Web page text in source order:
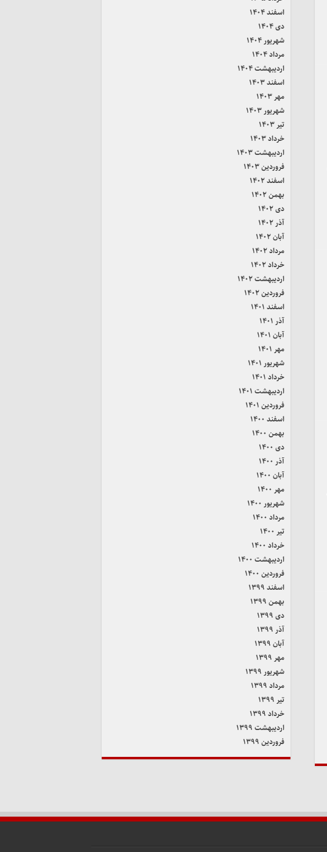
اسفند ۱۴۰۴
دی ۱۴۰۴
شهریور ۱۴۰۴
مرداد ۱۴۰۴
اردیبهشت ۱۴۰۴
اسفند ۱۴۰۳
مهر ۱۴۰۳
شهریور ۱۴۰۳
تیر ۱۴۰۳
خرداد ۱۴۰۳
اردیبهشت ۱۴۰۳
فروردین ۱۴۰۳
اسفند ۱۴۰۲
بهمن ۱۴۰۲
دی ۱۴۰۲
آذر ۱۴۰۲
آبان ۱۴۰۲
مرداد ۱۴۰۲
خرداد ۱۴۰۲
اردیبهشت ۱۴۰۲
فروردین ۱۴۰۲
اسفند ۱۴۰۱
آذر ۱۴۰۱
آبان ۱۴۰۱
مهر ۱۴۰۱
شهریور ۱۴۰۱
خرداد ۱۴۰۱
اردیبهشت ۱۴۰۱
فروردین ۱۴۰۱
اسفند ۱۴۰۰
بهمن ۱۴۰۰
دی ۱۴۰۰
آذر ۱۴۰۰
آبان ۱۴۰۰
مهر ۱۴۰۰
شهریور ۱۴۰۰
مرداد ۱۴۰۰
تیر ۱۴۰۰
خرداد ۱۴۰۰
اردیبهشت ۱۴۰۰
فروردین ۱۴۰۰
اسفند ۱۳۹۹
بهمن ۱۳۹۹
دی ۱۳۹۹
آذر ۱۳۹۹
آبان ۱۳۹۹
مهر ۱۳۹۹
شهریور ۱۳۹۹
مرداد ۱۳۹۹
تیر ۱۳۹۹
خرداد ۱۳۹۹
اردیبهشت ۱۳۹۹
فروردین ۱۳۹۹